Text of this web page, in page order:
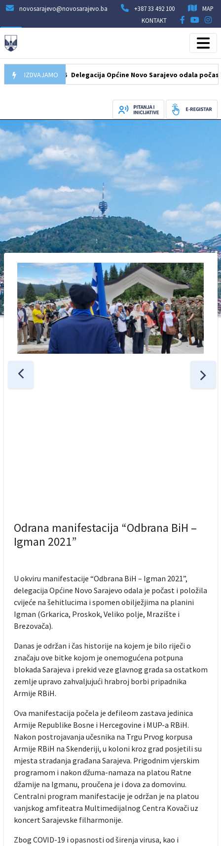
novosarajevo@novosarajevo.ba +387 33 492 100
MAP
KONTAKT
IZDVAJAMO
07.08.2026 Delegacija Općine Novo Sarajevo odala počast
Odrana manifestacija “Odbrana BiH –
Igman 2021”
U okviru manifestacije “Odbrana BiH – Igman 2021”,
delegacija Općine Novo Sarajevo odala je počast i položila
cvijeće na šehitlucima i spomen obilježjima na planini
Igman (Grkarica, Proskok, Veliko polje, Mrazište i
Brezovača).
Danas je održan i čas historije na kojem je bilo riječi o
značaju ove bitke kojom je onemogućena potpuna
blokada Sarajeva i prekid veze glavnog grada sa ostatkom
zemlje upravo zahvaljujući hrabroj borbi pripadnika
Armije RBiH.
Ova manifestacija počela je defileom zastava jedinica
Armije Republike Bosne i Hercegovine i MUP-a RBiH.
Nakon postrojavanja učesnika na Trgu Prvog korpusa
Armije RBiH na Skenderiji, u koloni kroz grad posjetili su
mjesta stradanja građana Sarajeva. Prigodnim vjerskim
programom i nakon džuma-namaza na platou Ratne
džamije na Igmanu, proučena je i dova za domovinu.
Centralni program manifestacije je održan je na platou
vanjskog amfiteatra Multimedijalnog Centra Kovači uz
koncert Sarajevske filharmonije.
Zbog COVID-19 i opasnosti od širenja virusa, kao i